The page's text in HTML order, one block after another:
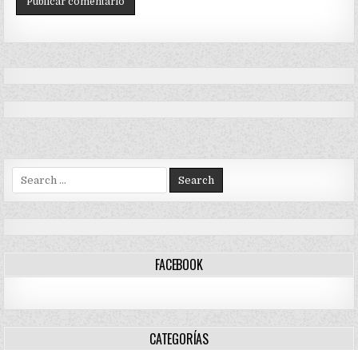
Search
for:
FACEBOOK
CATEGORÍAS